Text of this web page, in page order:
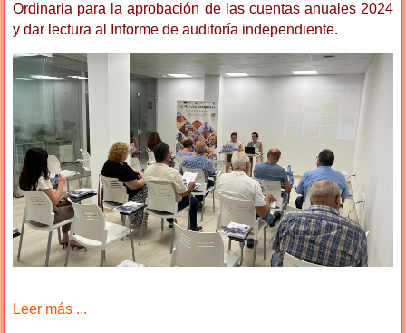
Ordinaria para la aprobación de las cuentas anuales 2024
y dar lectura al Informe de auditoría independiente.
Leer más ...